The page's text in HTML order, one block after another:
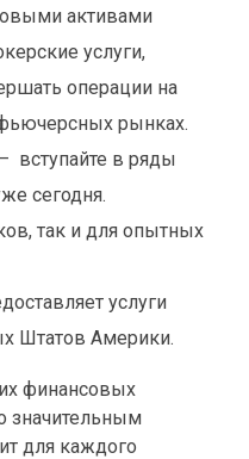
активами
услуги,
операции на
рынках.
вступайте в ряды
сегодня.
так и для опытных
услуги
Штатов Америки.
финансовых
значительным
для каждого